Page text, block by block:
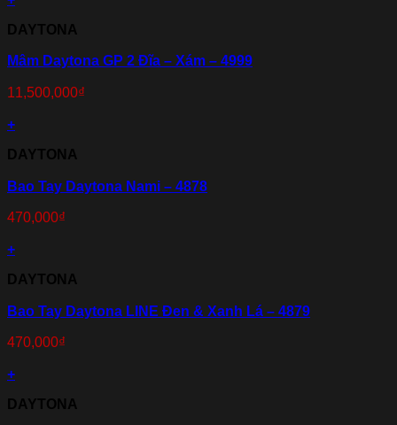
DAYTONA
Mâm Daytona GP 2 Đĩa – Xám – 4999
11,500,000₫
+
DAYTONA
Bao Tay Daytona Nami – 4878
470,000₫
+
DAYTONA
Bao Tay Daytona LINE Đen & Xanh Lá – 4879
470,000₫
+
DAYTONA